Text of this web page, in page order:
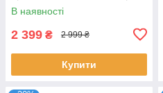
В наявності
2 399 ₴ 2 999 ₴
Купити